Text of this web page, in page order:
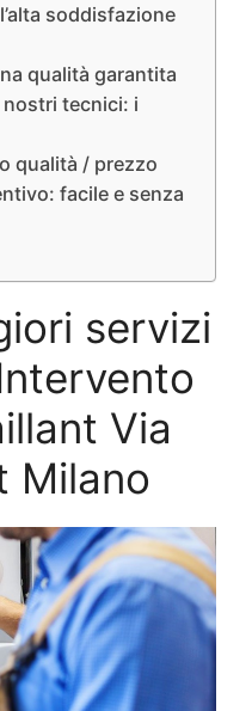
soddisfazione
qualità garantita
tecnici: i
qualità / prezzo
facile e senza
servizi
Via
Milano